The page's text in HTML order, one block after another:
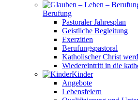
Berufung
Pastoraler Jahresplan
Geistliche Begleitung
Exerzitien
Berufungspastoral
Katholischer Christ
Wiedereintritt in die
Kinder
Angebote
Lebensfeiern